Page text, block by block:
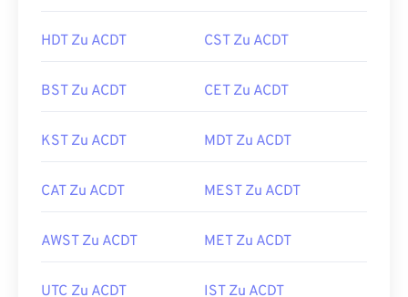
HDT Zu ACDT CST Zu ACDT
BST Zu ACDT CET Zu ACDT
KST Zu ACDT MDT Zu ACDT
CAT Zu ACDT MEST Zu ACDT
AWST Zu ACDT MET Zu ACDT
UTC Zu ACDT IST Zu ACDT